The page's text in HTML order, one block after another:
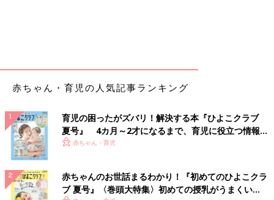
赤ちゃん・育児の人気記事ランキング
育児の困ったがズバリ！解決する本『ひよこクラブ
夏号』 4カ月～2才になるまで、育児に役立つ情報が
いっぱい！
赤ちゃん・育児
赤ちゃんのお世話まるわかり！『初めてのひよこクラ
ブ 夏号』〈巻頭大特集〉初めての授乳がうまくい